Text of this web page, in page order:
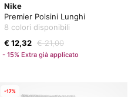
Nike
Premier Polsini Lunghi
8 colori disponibili
€ 12,32 € 21,00
- 15% Extra già applicato
-17%